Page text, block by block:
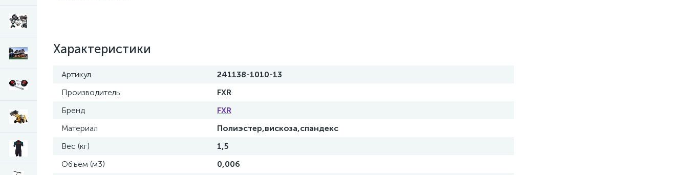
Характеристики
Артикул
241138-1010-13
Производитель
FXR
Бренд
FXR
Материал
Полиэстер,вискоза,спандекс
Вес (кг)
1,5
Объем (м3)
0,006